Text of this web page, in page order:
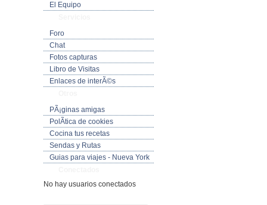
El Equipo
Foro
Chat
Fotos capturas
Libro de Visitas
Enlaces de interÃ©s
PÃ¡ginas amigas
PolÃ­tica de cookies
Cocina tus recetas
Sendas y Rutas
Guias para viajes - Nueva York
No hay usuarios conectados